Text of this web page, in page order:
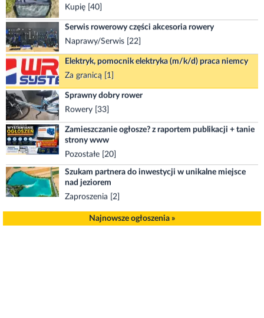
Kupię [40]
Serwis rowerowy części akcesoria rowery
Naprawy/Serwis [22]
Elektryk, pomocnik elektryka (m/k/d) praca niemcy
Za granicą [1]
Sprawny dobry rower
Rowery [33]
Zamieszczanie ogłosze? z raportem publikacji + tanie
strony www
Pozostałe [20]
Szukam partnera do inwestycji w unikalne miejsce
nad jeziorem
Zaproszenia [2]
Oddam za darmo wózek spacerowy
Oddam [7]
Najnowsze ogłoszenia »